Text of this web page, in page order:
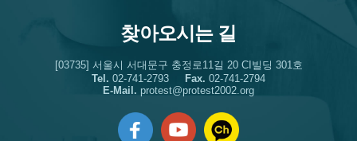
찾아오시는 길
[03735] 서울시 서대문구 충정로11길 20 CI빌딩 301호
Tel. 02-741-2793 Fax. 02-741-2794
E-Mail. protest@protest2002.org